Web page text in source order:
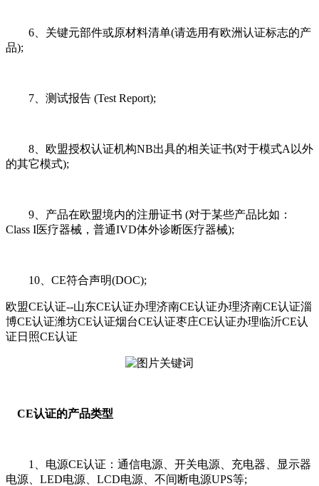
6、关键元部件或原材料清单(请选用有欧洲认证标志的产
品);
7、测试报告 (Test Report);
8、欧盟授权认证机构NB出具的相关证书(对于模式A以外
的其它模式);
9、产品在欧盟境内的注册证书 (对于某些产品比如：
Class I医疗器械，普通IVD体外诊断医疗器械);
10、CE符合声明(DOC);
欧盟CE认证--山东CE认证办理济南CE认证办理济南CE认证淄
博CE认证潍坊CE认证烟台CE认证枣庄CE认证办理临沂CE认
证日照CE认证
CE认证的产品类型
1、电源CE认证：通信电源、开关电源、充电器、显示器
电源、LED电源、LCD电源、不间断电源UPS等;